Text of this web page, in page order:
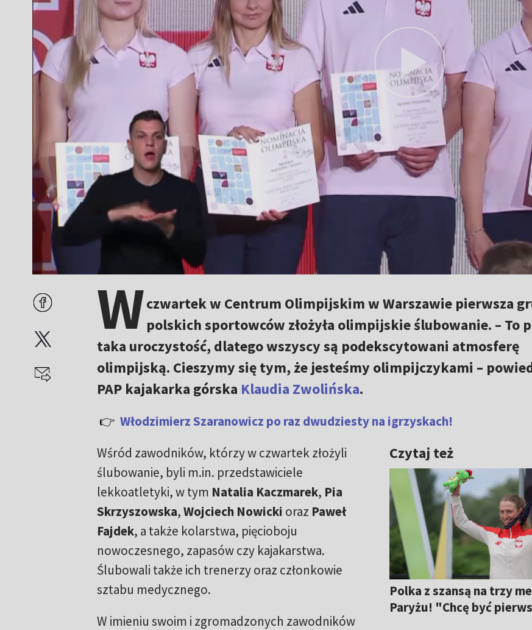
Wczwartek w Centrum Olimpijskim w Warszawie pierwsza
polskich sportowców złożyła olimpijskie ślubowanie. – To
taka uroczystość, dlatego wszyscy są podekscytowani atmosferę
olimpijską. Cieszymy się tym, że jesteśmy olimpijczykami –
PAP kajakarka górska Klaudia Zwolińska.
👉 Włodzimierz Szaranowicz po raz dwudziesty na igrzyskach!
Czytaj też
Polka z szansą na trzy
Paryżu! "Chcę być
Wśród zawodników, którzy w czwartek złożyli
ślubowanie, byli m.in. przedstawiciele
lekkoatletyki, w tym Natalia Kaczmarek, Pia
Skrzyszowska,Wojciech Nowicki oraz Paweł
Fajdek, a także kolarstwa, pięcioboju
nowoczesnego, zapasów czy kajakarstwa.
Ślubowali także ich trenerzy oraz członkowie
sztabu medycznego.
W imieniu swoim i zgromadzonych zawodników